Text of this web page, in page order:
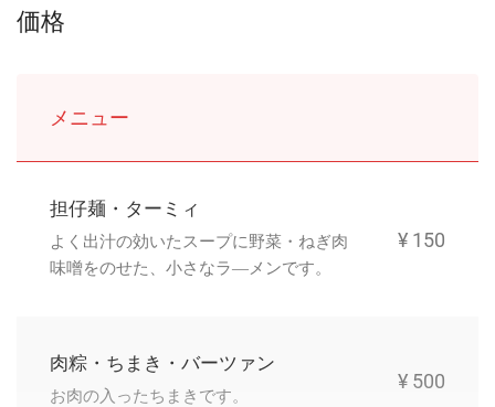
価格
メニュー
担仔麺・ターミィ
よく出汁の効いたスープに野菜・ねぎ肉
味噌をのせた、小さなラ―メンです。
¥ 150
肉粽・ちまき・バーツァン
お肉の入ったちまきです。
¥ 500